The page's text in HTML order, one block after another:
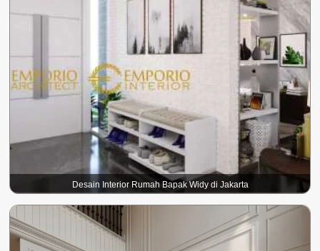
Desain Interior Rumah Bapak Widy di Jakarta